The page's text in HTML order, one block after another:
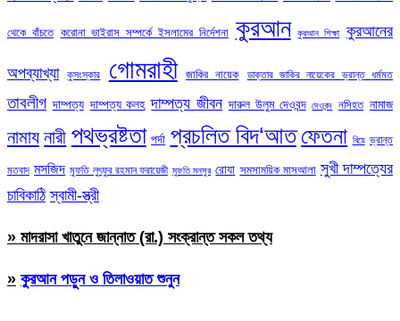
থেকে বাঁচতে করোনা ভাইরাস সম্পর্কে ইসলামের নির্দেশনা কুরআন কুরআন শিক্ষা কুরআনের
অপব্যাখ্যা কুসংস্কার গোমরাহী জাকির নায়েক ডাক্তার জাকির নায়েকের ভ্রান্ত ধর্মমত
তাবলীগ দাম্পত্য দাম্পত্য কলহ দাম্পত্য জীবন দারুল উলুম দেওবন্দ দেওবন্দ নসিহত নামাজ
নামায নারী পথভ্রষ্টতা পর্দা প্রচলিত বিদ‘আত ফেতনা বিয়ে ভ্রান্ত
মতবাদ মসজিদ মুফতি লুৎফুর রহমান ফরায়েজী মুফতি মনসুর রোযা সমসাময়িক মাসআলা সুখী দাম্পত্যের
চাবিকাঠি স্বামী-স্ত্রী
» মাদরাসা খাতুনে জান্নাত (রা.) সংক্রান্ত সকল তথ্য
» কুরআন পড়ুন ও তিলাওয়াত শুনুন